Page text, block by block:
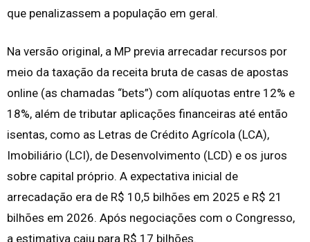
que penalizassem a população em geral.
Na versão original, a MP previa arrecadar recursos por
meio da taxação da receita bruta de casas de apostas
online (as chamadas “bets”) com alíquotas entre 12% e
18%, além de tributar aplicações financeiras até então
isentas, como as Letras de Crédito Agrícola (LCA),
Imobiliário (LCI), de Desenvolvimento (LCD) e os juros
sobre capital próprio. A expectativa inicial de
arrecadação era de R$ 10,5 bilhões em 2025 e R$ 21
bilhões em 2026. Após negociações com o Congresso,
a estimativa caiu para R$ 17 bilhões.